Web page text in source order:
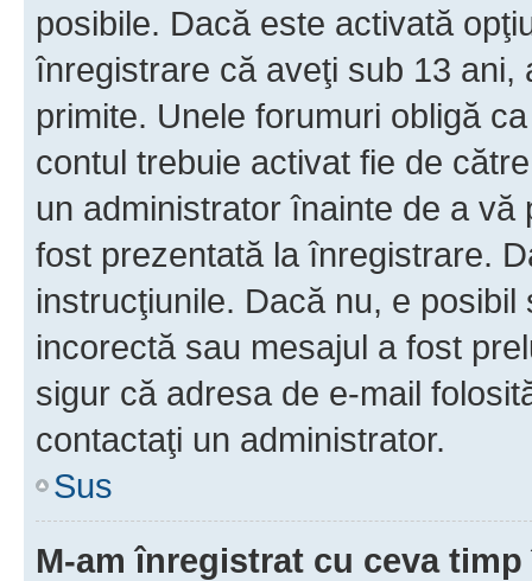
posibile. Dacă este activată
înregistrare că aveţi sub 13
primite. Unele forumuri obligă
contul trebuie activat fie de
un administrator înainte de a
fost prezentată la înregistrare.
instrucţiunile. Dacă nu, e
incorectă sau mesajul a fost
sigur că adresa de e-mail
contactaţi un administrator.
Sus
M-am înregistrat cu ceva